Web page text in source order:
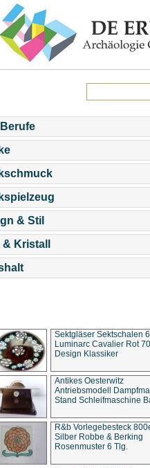
& Stil
Kristall
Sektgläser Sektschalen
Luminarc Cavalier Rot
Design Klassiker
Antikes Oesterwitz
Antriebsmodell
Stand Schleifmaschine
R&b Vorlegebesteck
Silber Robbe & Berking
Rosenmuster 6 Tlg.